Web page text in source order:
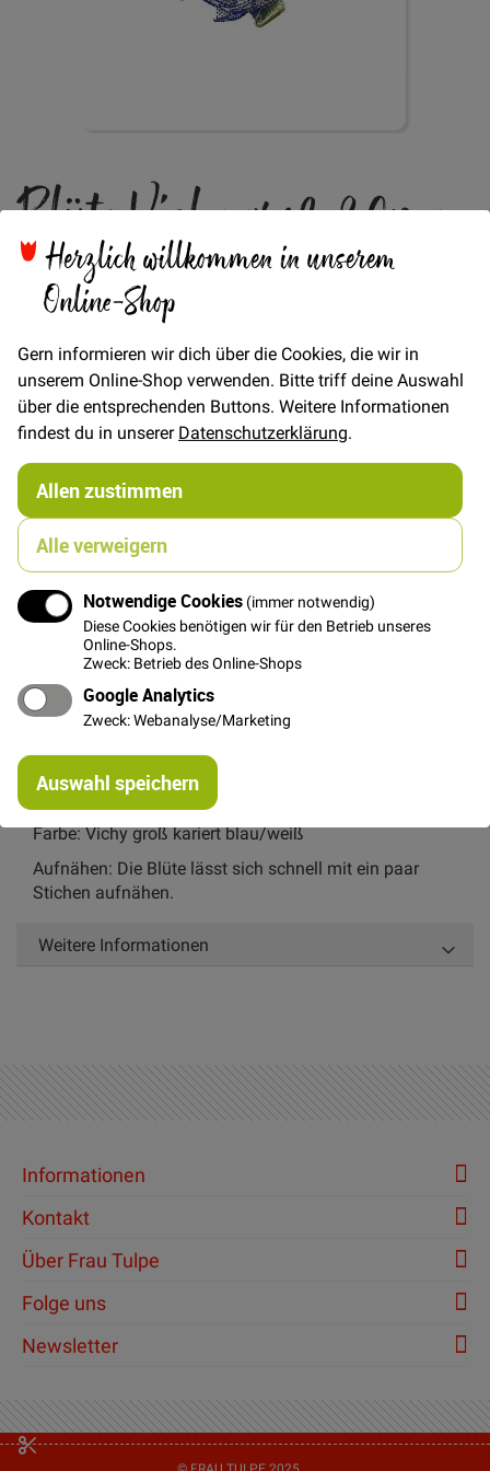
Herzlich willkommen in unserem
Online-Shop
Gern informieren wir dich über die Cookies, die wir in
unserem Online-Shop verwenden. Bitte triff deine Auswahl
über die entsprechenden Buttons. Weitere Informationen
findest du in unsererDatenschutzerklärung.
Allen zustimmen
Alle verweigern
Notwendige Cookies (immer notwendig)
Diese Cookies benötigen wir für den Betrieb unseres
Online-Shops.
Zweck: Betrieb des Online-Shops
Google Analytics
Zweck: Webanalyse/Marketing
Auswahl speichern
der
Bildgalerie
springen
Blüte Vichy groß 20mm
- blau
0,30 €
STÜCK
Menge
In den Warenkorb
Details
Die Blüte lässt sich wunderbar aufnähen und hat einen
sehr niedlichen Effekt. Ob auf Strickjacken, T-Shirts,
sein Plätzchen.
Durchmesser ca. 2 cm
Farbe: Vichy groß kariert blau/weiß
Aufnähen: Die Blüte lässt sich schnell mit ein paar
Stichen aufnähen.
Weitere Informationen
Informationen
Kontakt
Über Frau Tulpe
Folge uns
Newsletter